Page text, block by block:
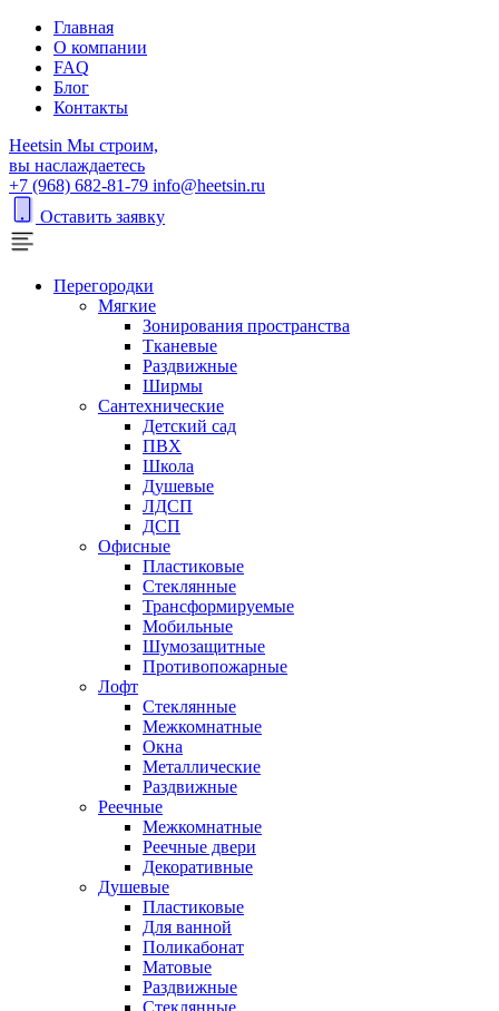
Главная
О компании
FAQ
Блог
Контакты
Heetsin Мы строим,
вы наслаждаетесь
+7 (968) 682-81-79 info@heetsin.ru
Оставить заявку
Перегородки
Мягкие
Зонирования пространства
Тканевые
Раздвижные
Ширмы
Сантехнические
Детский сад
ПВХ
Школа
Душевые
ЛДСП
ДСП
Офисные
Пластиковые
Стеклянные
Трансформируемые
Мобильные
Шумозащитные
Противопожарные
Лофт
Стеклянные
Межкомнатные
Окна
Металлические
Раздвижные
Реечные
Межкомнатные
Реечные двери
Декоративные
Душевые
Пластиковые
Для ванной
Поликабонат
Матовые
Раздвижные
Стеклянные